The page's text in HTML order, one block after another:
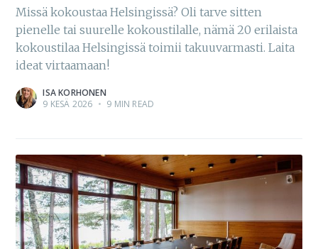
Missä kokoustaa Helsingissä? Oli tarve sitten
pienelle tai suurelle kokoustilalle, nämä 20 erilaista
kokoustilaa Helsingissä toimii takuuvarmasti. Laita
ideat virtaamaan!
ISA KORHONEN
9 KESÄ 2026 • 9 MIN READ